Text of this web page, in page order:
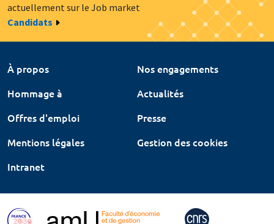
actuellement sur le Job market
Candidats
À propos
Nos engagements
Hommage à
Actualités
Offres d'emploi
Presse
Mentions légales
Gestion des cookies
Intranet